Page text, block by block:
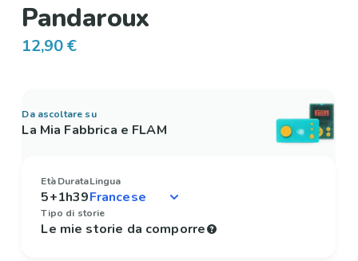
Pandaroux
12,90 €
Da ascoltare su
La Mia Fabbrica e FLAM
Età
5+
Durata
1h39
Lingua
Tipo di storie
Le mie storie da comporre